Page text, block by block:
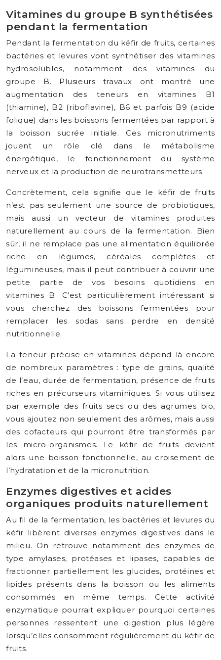
Vitamines du groupe B synthétisées
pendant la fermentation
Pendant la fermentation du kéfir de fruits, certaines
bactéries et levures vont synthétiser des vitamines
hydrosolubles, notamment des vitamines du
groupe B. Plusieurs travaux ont montré une
augmentation des teneurs en vitamines B1
(thiamine), B2 (riboflavine), B6 et parfois B9 (acide
folique) dans les boissons fermentées par rapport à
la boisson sucrée initiale. Ces micronutriments
jouent un rôle clé dans le métabolisme
énergétique, le fonctionnement du système
nerveux et la production de neurotransmetteurs.
Concrètement, cela signifie que le kéfir de fruits
n’est pas seulement une source de probiotiques,
mais aussi un vecteur de vitamines produites
naturellement au cours de la fermentation. Bien
sûr, il ne remplace pas une alimentation équilibrée
riche en légumes, céréales complètes et
légumineuses, mais il peut contribuer à couvrir une
petite partie de vos besoins quotidiens en
vitamines B. C’est particulièrement intéressant si
vous cherchez des boissons fermentées pour
remplacer les sodas sans perdre en densité
nutritionnelle.
La teneur précise en vitamines dépend là encore
de nombreux paramètres : type de grains, qualité
de l’eau, durée de fermentation, présence de fruits
riches en précurseurs vitaminiques. Si vous utilisez
par exemple des fruits secs ou des agrumes bio,
vous ajoutez non seulement des arômes, mais aussi
des cofacteurs qui pourront être transformés par
les micro-organismes. Le kéfir de fruits devient
alors une boisson fonctionnelle, au croisement de
l’hydratation et de la micronutrition.
Enzymes digestives et acides
organiques produits naturellement
Au fil de la fermentation, les bactéries et levures du
kéfir libèrent diverses enzymes digestives dans le
milieu. On retrouve notamment des enzymes de
type amylases, protéases et lipases, capables de
fractionner partiellement les glucides, protéines et
lipides présents dans la boisson ou les aliments
consommés en même temps. Cette activité
enzymatique pourrait expliquer pourquoi certaines
personnes ressentent une digestion plus légère
lorsqu’elles consomment régulièrement du kéfir de
fruits.